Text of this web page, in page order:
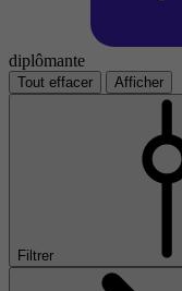
diplômante
Tout effacer Afficher
Filtrer